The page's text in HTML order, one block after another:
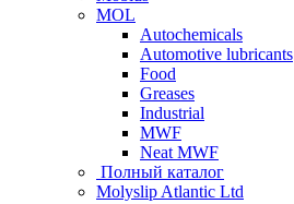
MOL
Autochemicals
Automotive lubricants
Food
Greases
Industrial
MWF
Neat MWF
Полный каталог
Molyslip Atlantic Ltd